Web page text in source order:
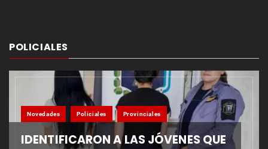
POLICIALES
Novedades Policiales Provinciales
IDENTIFICARON A LAS JÓVENES QUE